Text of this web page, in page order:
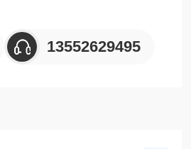
13552629495